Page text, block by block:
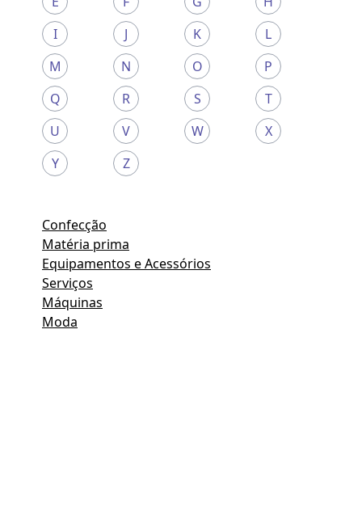
I
J K
L
M
N O
P
Q
R S
T
U
V W
X
Y
Z
Confecção
Matéria prima
Equipamentos e Acessórios
Serviços
Máquinas
Moda